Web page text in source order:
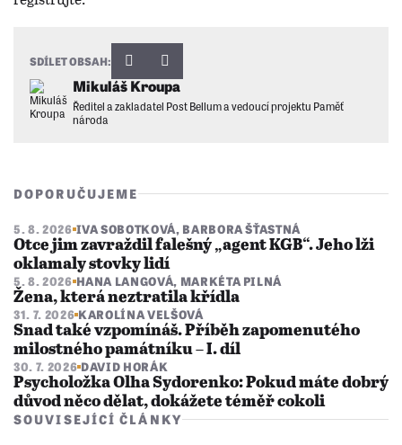
Mikuláš Kroupa
Ředitel a zakladatel Post Bellum a vedoucí projektu Paměť
národa
SDÍLET OBSAH:
DOPORUČUJEME
5. 8. 2026 IVA SOBOTKOVÁ, BARBORA ŠŤASTNÁ
Otce jim zavraždil falešný „agent KGB“. Jeho lži
oklamaly stovky lidí
5. 8. 2026 HANA LANGOVÁ, MARKÉTA PILNÁ
Žena, která neztratila křídla
31. 7. 2026 KAROLÍNA VELŠOVÁ
Snad také vzpomínáš. Příběh zapomenutého
milostného památníku – I. díl
30. 7. 2026 DAVID HORÁK
Psycholožka Olha Sydorenko: Pokud máte dobrý
důvod něco dělat, dokážete téměř cokoli
SOUVISEJÍCÍ ČLÁNKY